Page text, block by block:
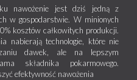
jest dziś jedną z
w gospodarstwie. W minionych
kosztów całkowitych produkcji.
nabierają technologie, które nie
dawek, ale na lepszym
składnika pokarmowego.
efektywność nawożenia